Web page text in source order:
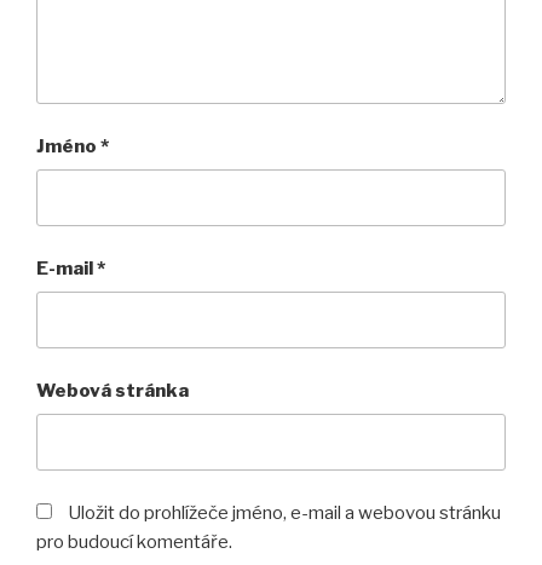
Jméno *
E-mail*
Webová stránka
Uložit do prohlížeče jméno, e-mail a webovou stránku
pro budoucí komentáře.